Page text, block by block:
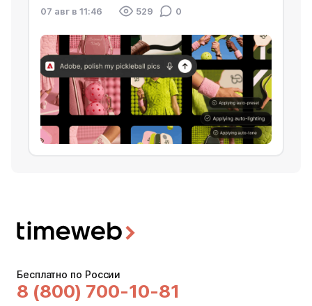
07 авг в 11:46 529 0
Бесплатно по России
8 (800) 700-10-81